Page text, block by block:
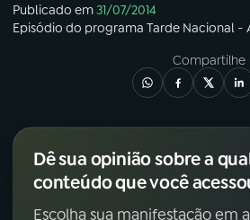
Publicado em31/07/2014
Episódio do programa Tarde Nacional -
Compartilhe
Dê sua opinião sobre a
conteúdo que você
Escolha sua manifestação em